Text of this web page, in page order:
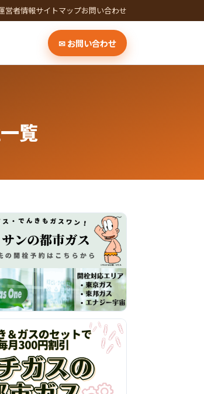
営者情報サイトマップお問い合わせ
✉ お問い合わせ
覧